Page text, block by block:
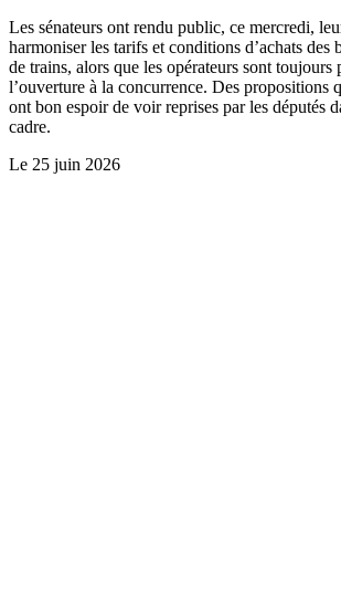
Les sénateurs ont rendu public, ce mercredi,
harmoniser les tarifs et conditions d’achats des
de trains, alors que les opérateurs sont toujours
l’ouverture à la concurrence. Des propositions
ont bon espoir de voir reprises par les députés
cadre.
Le 25 juin 2026